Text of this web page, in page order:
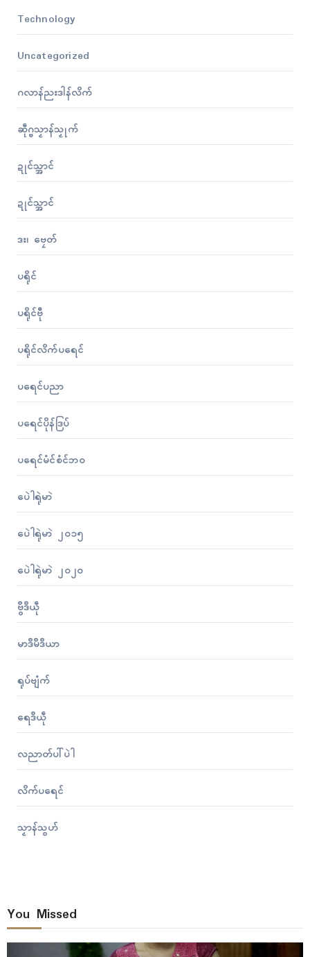
Technology
Uncategorized
ဂလာန်ညးဒါန်လိက်
ဆဵုဂ္ဗသၟာန်သၟုက်
ဍုၚ်သ္အာၚ်
ဍုၚ်သ္အာၚ်
ဒး၊ ဗၠေတ်
ပရိုၚ်
ပရိုၚ်ဗီု
ပရိုၚ်လိက်ပရေၚ်
ပရေၚ်ပညာ
ပရေၚ်ပိုန်ဒြပ်
ပရေၚ်မံၚ်စံၚ်ဘဝ
ပေဲါရုဲမာဲ
ပေဲါရုဲမာဲ ၂၀၁၅
ပေဲါရုဲမာဲ ၂၀၂၀
ဗွဳဒဳယဵု
မာဒဳမဳဒဳယာ
ရုပ်ဗျံက်
ရေဒဳယဵု
လညာတ်ပါ်ပဲါ
လိက်ပရေၚ်
သၟာန်သွဟ်
You Missed